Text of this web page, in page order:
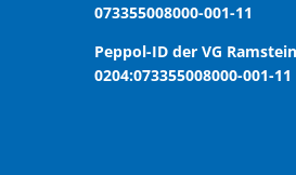
073355008000-001-11
Peppol-ID der VG
0204:073355008000-001-11